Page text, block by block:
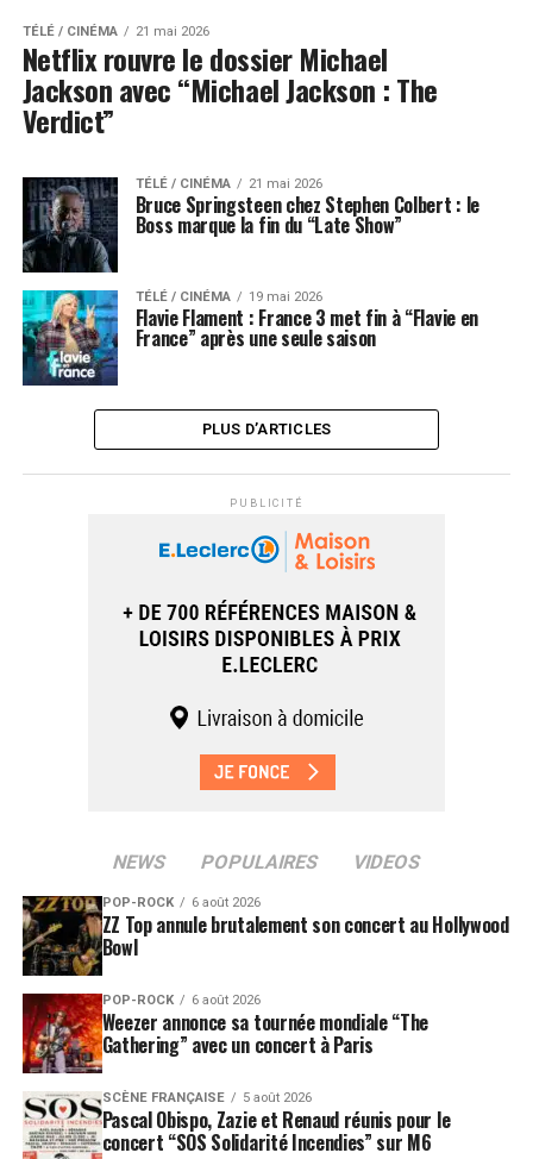
TÉLÉ / CINÉMA 21 mai 2026
Netflix rouvre le dossier Michael
Jackson avec “Michael Jackson : The
Verdict”
TÉLÉ / CINÉMA 21 mai 2026
Bruce Springsteen chez Stephen Colbert : le
Boss marque la fin du “Late Show”
TÉLÉ / CINÉMA 19 mai 2026
Flavie Flament : France 3 met fin à “Flavie en
France” après une seule saison
PLUS D’ARTICLES
PUBLICITÉ
NEWS POPULAIRES VIDEOS
POP-ROCK 6 août 2026
ZZ Top annule brutalement son concert au Hollywood
Bowl
POP-ROCK 6 août 2026
Weezer annonce sa tournée mondiale “The
Gathering” avec un concert à Paris
SCÈNE FRANÇAISE 5 août 2026
Pascal Obispo, Zazie et Renaud réunis pour le
concert “SOS Solidarité Incendies” sur M6